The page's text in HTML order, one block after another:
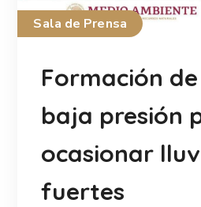
Sala de Prensa
Formación
baja presión
ocasionar
fuertes